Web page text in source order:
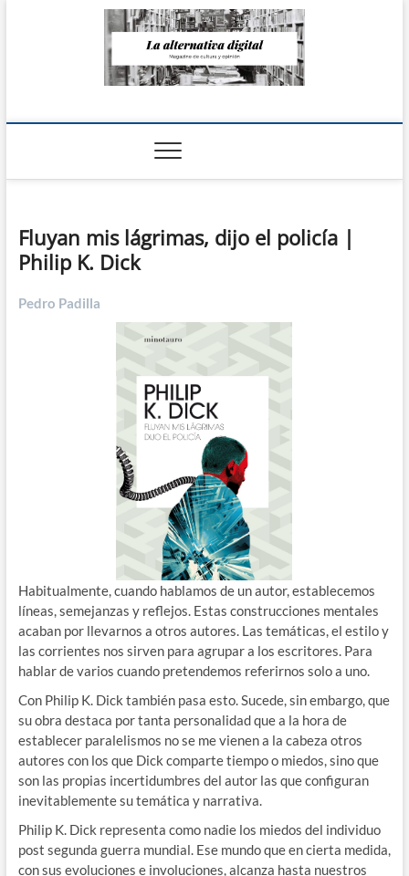
La Alternativa
Fluyan mis lágrimas, dijo el policía |
Philip K. Dick
Pedro Padilla
Habitualmente, cuando hablamos de un autor, establecemos
líneas, semejanzas y reflejos. Estas construcciones mentales
acaban por llevarnos a otros autores. Las temáticas, el estilo y
las corrientes nos sirven para agrupar a los escritores. Para
hablar de varios cuando pretendemos referirnos solo a uno.
Con Philip K. Dick también pasa esto. Sucede, sin embargo, que
su obra destaca por tanta personalidad que a la hora de
establecer paralelismos no se me vienen a la cabeza otros
autores con los que Dick comparte tiempo o miedos, sino que
son las propias incertidumbres del autor las que configuran
inevitablemente su temática y narrativa.
Philip K. Dick representa como nadie los miedos del individuo
post segunda guerra mundial. Ese mundo que en cierta medida,
con sus evoluciones e involuciones, alcanza hasta nuestros